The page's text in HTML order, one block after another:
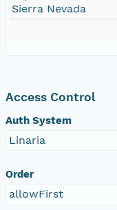
Sierra Nevada
Access Control
Auth System
Linaria
Order
allowFirst